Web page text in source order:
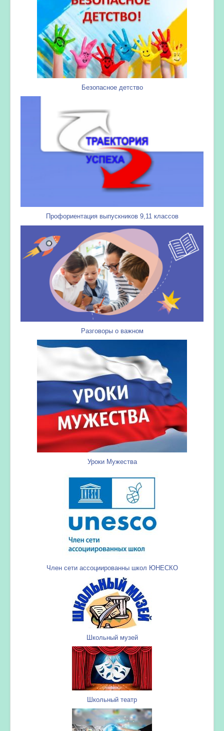
Безопасное детство
Профориентация выпускников 9,11 классов
Разговоры о важном
Уроки Мужества
Член сети ассоциированны школ ЮНЕСКО
Школьный музей
Школьный театр